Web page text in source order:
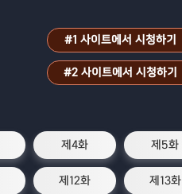
#1 사이트에서 시청하기
#2 사이트에서 시청하기
제4화 제5화
제12화 제13화